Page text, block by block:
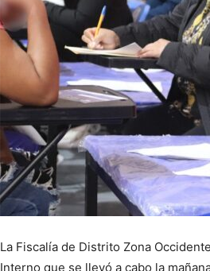
La Fiscalía de Distrito Zona
Interno que se llevó a cabo la